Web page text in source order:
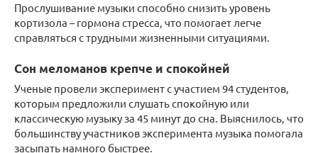
Прослушивание музыки способно снизить уровень
кортизола – гормона стресса, что помогает легче
справляться с трудными жизненными ситуациями.
Сон меломанов крепче и спокойней
Ученые провели эксперимент с участием 94 студентов,
которым предложили слушать спокойную или
классическую музыку за 45 минут до сна. Выяснилось, что
большинству участников эксперимента музыка помогала
засыпать намного быстрее.